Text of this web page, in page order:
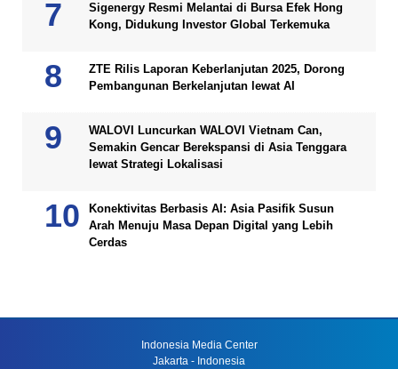
Sigenergy Resmi Melantai di Bursa Efek Hong
Kong, Didukung Investor Global Terkemuka
ZTE Rilis Laporan Keberlanjutan 2025, Dorong
Pembangunan Berkelanjutan lewat AI
WALOVI Luncurkan WALOVI Vietnam Can,
Semakin Gencar Berekspansi di Asia Tenggara
lewat Strategi Lokalisasi
Konektivitas Berbasis AI: Asia Pasifik Susun
Arah Menuju Masa Depan Digital yang Lebih
Cerdas
Indonesia Media Center
Jakarta - Indonesia